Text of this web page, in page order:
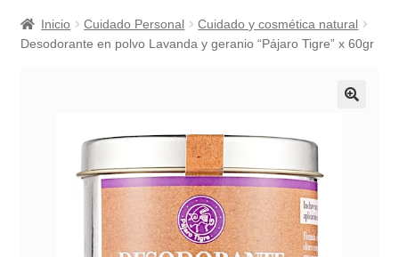
Fondo AC
Preguntas Frecuentes
Receso de verano
Inicio Cuidado Personal
Cuidado y cosmética natural
Desodorante en polvo Lavanda y geranio “Pájaro Tigre” x 60gr